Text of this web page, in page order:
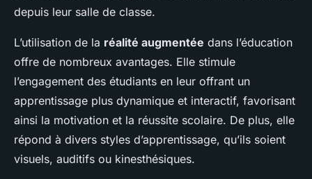
depuis leur salle de classe.
L’utilisation de la réalité augmentée dans l’éducation
offre de nombreux avantages. Elle stimule
l’engagement des étudiants en leur offrant un
apprentissage plus dynamique et interactif, favorisant
ainsi la motivation et la réussite scolaire. De plus, elle
répond à divers styles d’apprentissage, qu’ils soient
visuels, auditifs ou kinesthésiques.